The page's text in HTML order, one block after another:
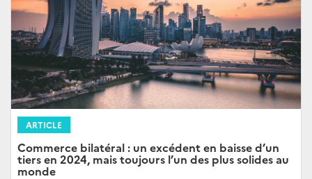
ARTICLE
Commerce bilatéral : un excédent en baisse d’un
tiers en 2024, mais toujours l’un des plus solides au
monde